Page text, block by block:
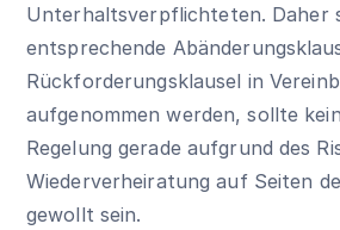
Unterhaltsverpflichteten. Daher
entsprechende
Rückforderungsklausel in
aufgenommen werden, sollte
Regelung gerade aufgrund des
Wiederverheiratung auf Seiten
gewollt sein.